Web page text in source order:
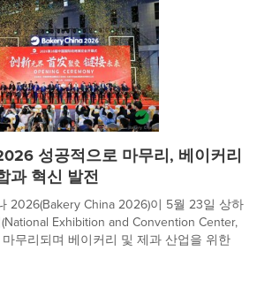
성공적으로 마무리, 베이커리
과 혁신 발전
2026(Bakery China 2026)이 5월 23일 상하
Exhibition and Convention Center,
마무리되며 베이커리 및 제과 산업을 위한